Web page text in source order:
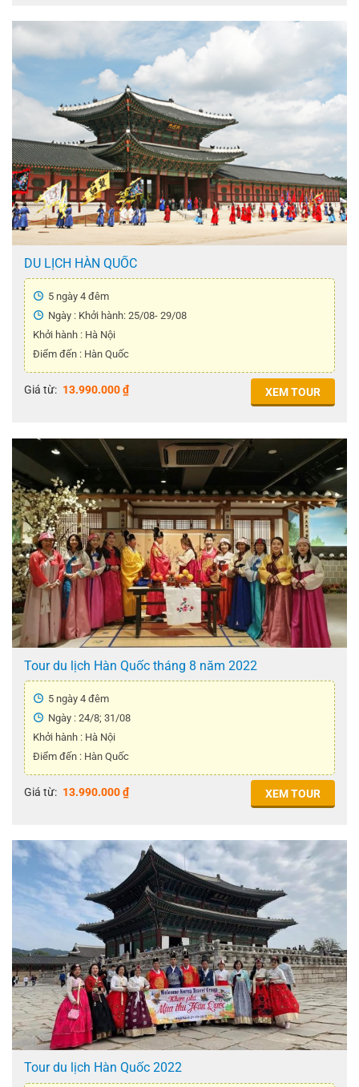
DU LỊCH HÀN QUỐC
5 ngày 4 đêm
Ngày : Khởi hành: 25/08- 29/08
Khởi hành : Hà Nội
Điểm đến : Hàn Quốc
Giá từ: 13.990.000₫ XEM TOUR
Tour du lịch Hàn Quốc tháng 8 năm 2022
5 ngày 4 đêm
Ngày : 24/8; 31/08
Khởi hành : Hà Nội
Điểm đến : Hàn Quốc
Giá từ: 13.990.000₫ XEM TOUR
Tour du lịch Hàn Quốc 2022